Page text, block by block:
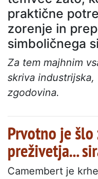
praktične
zorenje in
simboličnega
Za tem majhnim
skriva
zgodovina.
Prvotno je šlo
preživetja...
Camembert je